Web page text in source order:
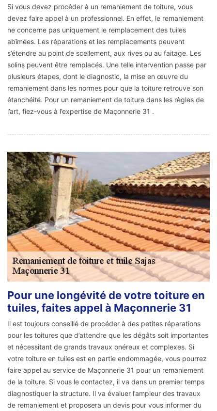
Si vous devez procéder à un remaniement de toiture, vous
devez faire appel à un professionnel. En effet, le remaniement
ne concerne pas uniquement le remplacement des tuiles
abîmées. Les réparations et les remplacements peuvent
s’étendre au point de scellement, aux rives ou au faitage. Les
solins peuvent être remplacés. Une telle intervention passe par
plusieurs étapes, dont le diagnostic, la mise en œuvre du
remaniement dans les normes pour que la toiture retrouve son
étanchéité. Pour un remaniement de toiture dans les règles de
l’art, fiez-vous à l’expertise de Maçonnerie 31 .
Pour une longévité de votre toiture en
tuiles, faites appel à Maçonnerie 31
Il est toujours conseillé de procéder à des petites réparations
pour les toitures que d’attendre que les dégâts soit importantes
et nécessitant de grands travaux onéreux et complexes. Si
votre toiture en tuiles est en partie endommagée, vous pourrez
faire appel au service de Maçonnerie 31 pour un remaniement
de la toiture. Si vous le contactez, il va dans un premier temps
diagnostiquer la structure. Il va évaluer l’ampleur des travaux
de remaniement et proposera un devis pour vous informer du